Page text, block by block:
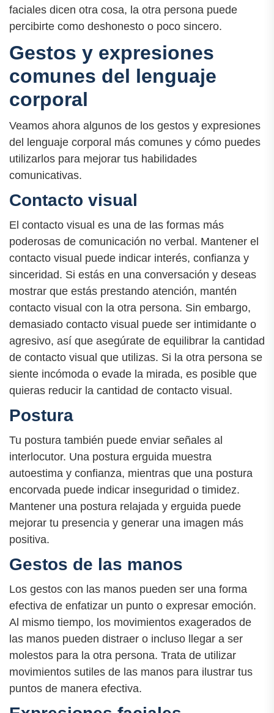
faciales dicen otra cosa, la otra persona puede
percibirte como deshonesto o poco sincero.
Gestos y expresiones
comunes del lenguaje
corporal
Veamos ahora algunos de los gestos y expresiones
del lenguaje corporal más comunes y cómo puedes
utilizarlos para mejorar tus habilidades
comunicativas.
Contacto visual
El contacto visual es una de las formas más
poderosas de comunicación no verbal. Mantener el
contacto visual puede indicar interés, confianza y
sinceridad. Si estás en una conversación y deseas
mostrar que estás prestando atención, mantén
contacto visual con la otra persona. Sin embargo,
demasiado contacto visual puede ser intimidante o
agresivo, así que asegúrate de equilibrar la cantidad
de contacto visual que utilizas. Si la otra persona se
siente incómoda o evade la mirada, es posible que
quieras reducir la cantidad de contacto visual.
Postura
Tu postura también puede enviar señales al
interlocutor. Una postura erguida muestra
autoestima y confianza, mientras que una postura
encorvada puede indicar inseguridad o timidez.
Mantener una postura relajada y erguida puede
mejorar tu presencia y generar una imagen más
positiva.
Gestos de las manos
Los gestos con las manos pueden ser una forma
efectiva de enfatizar un punto o expresar emoción.
Al mismo tiempo, los movimientos exagerados de
las manos pueden distraer o incluso llegar a ser
molestos para la otra persona. Trata de utilizar
movimientos sutiles de las manos para ilustrar tus
puntos de manera efectiva.